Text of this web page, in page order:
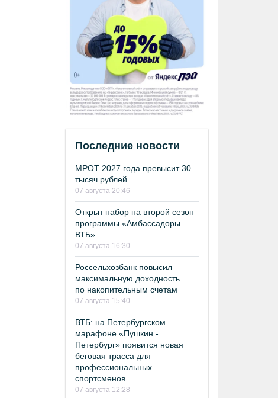
Последние новости
МРОТ 2027 года превысит 30
тысяч рублей
07 августа 20:46
Открыт набор на второй сезон
программы «Амбассадоры
ВТБ»
07 августа 16:30
Россельхозбанк повысил
максимальную доходность
по накопительным счетам
07 августа 15:40
ВТБ: на Петербургском
марафоне «Пушкин -
Петербург» появится новая
беговая трасса для
профессиональных
спортсменов
07 августа 12:28